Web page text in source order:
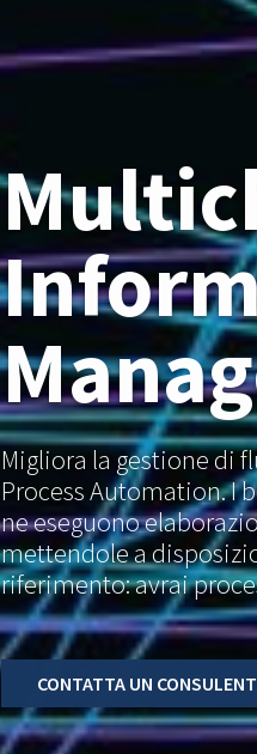
Migliora la gestione di
Process Automation. I
ne eseguono
mettendole a
riferimento: avrai
CONTATTA UN